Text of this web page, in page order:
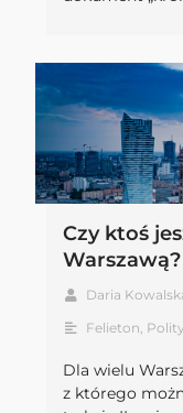
Czy ktoś
Warszawą?
Daria
Felieton
Dla wielu
z którego